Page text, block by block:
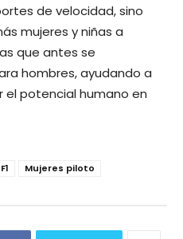
de velocidad, sino
mujeres y niñas a
que antes se
hombres, ayudando a
el potencial humano en
F1 Mujeres piloto